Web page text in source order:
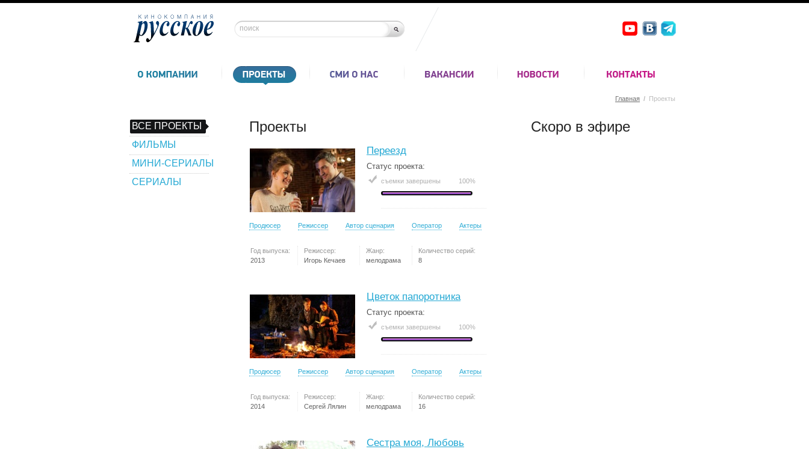
Главная / Проекты
ВСЕ ПРОЕКТЫ
ФИЛЬМЫ
МИНИ-СЕРИАЛЫ
СЕРИАЛЫ
Проекты
Переезд
Статус проекта:
съемки завершены 100%
Продюсер Режиссер Автор сценария Оператор Актеры
Год выпуска:
2013
Режиссер:
Игорь Кечаев
Жанр:
мелодрама
Количество серий:
8
Цветок папоротника
Статус проекта:
съемки завершены 100%
Продюсер Режиссер Автор сценария Оператор Актеры
Год выпуска:
2014
Режиссер:
Сергей Лялин
Жанр:
мелодрама
Количество серий:
16
Сестра моя, Любовь
Скоро в эфире